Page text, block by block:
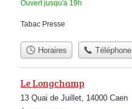
Ouvert jusqu'à 19h
Tabac Presse
Horaires Téléphone
Le Longchamp
13 Quai de Juillet, 14000 Caen